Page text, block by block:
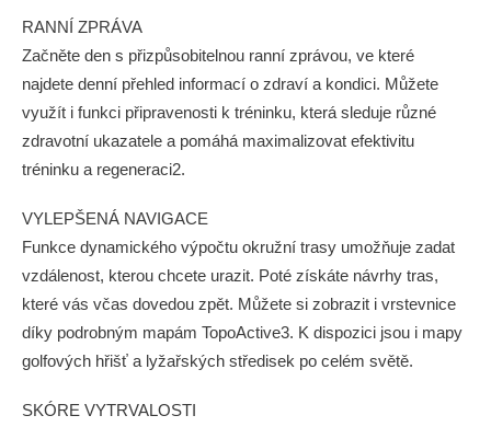
RANNÍ ZPRÁVA
Začněte den s přizpůsobitelnou ranní zprávou, ve které
najdete denní přehled informací o zdraví a kondici. Můžete
využít i funkci připravenosti k tréninku, která sleduje různé
zdravotní ukazatele a pomáhá maximalizovat efektivitu
tréninku a regeneraci2.
VYLEPŠENÁ NAVIGACE
Funkce dynamického výpočtu okružní trasy umožňuje zadat
vzdálenost, kterou chcete urazit. Poté získáte návrhy tras,
které vás včas dovedou zpět. Můžete si zobrazit i vrstevnice
díky podrobným mapám TopoActive3. K dispozici jsou i mapy
golfových hřišť a lyžařských středisek po celém světě.
SKÓRE VYTRVALOSTI